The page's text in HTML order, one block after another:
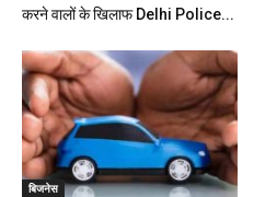
करने वालों के खिलाफ Delhi Police...
बिजनेस